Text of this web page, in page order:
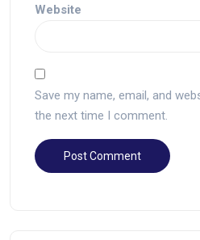
Website
Save my name, email, and
the next time I comment.